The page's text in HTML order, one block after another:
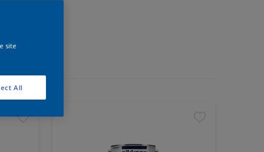
site
All